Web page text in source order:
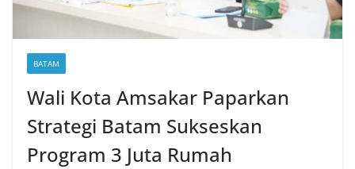
BATAM
Wali Kota Amsakar Paparkan
Strategi Batam Sukseskan
Program 3 Juta Rumah